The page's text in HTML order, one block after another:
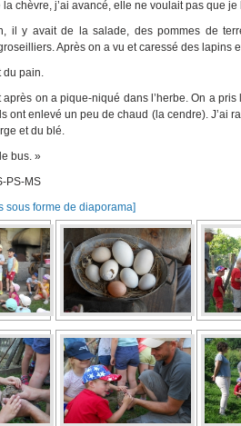
la chèvre, j’ai avancé, elle ne voulait pas que
il y avait de la salade, des pommes de
Après on a vu et caressé des lapins
du pain.
après on a pique-niqué dans l’herbe. On a
ont enlevé un peu de chaud (la cendre). J’ai
et du blé.
bus. »
PS-MS
sous forme de diaporama]